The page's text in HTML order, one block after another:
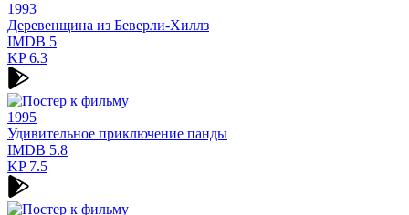
1993
Деревенщина из Беверли-Хиллз
IMDB 5
KP6.3
1995
Удивительное приключение панды
IMDB 5.8
KP7.5